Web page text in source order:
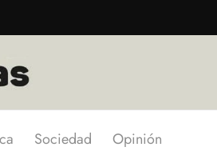
Sociedad Opinión